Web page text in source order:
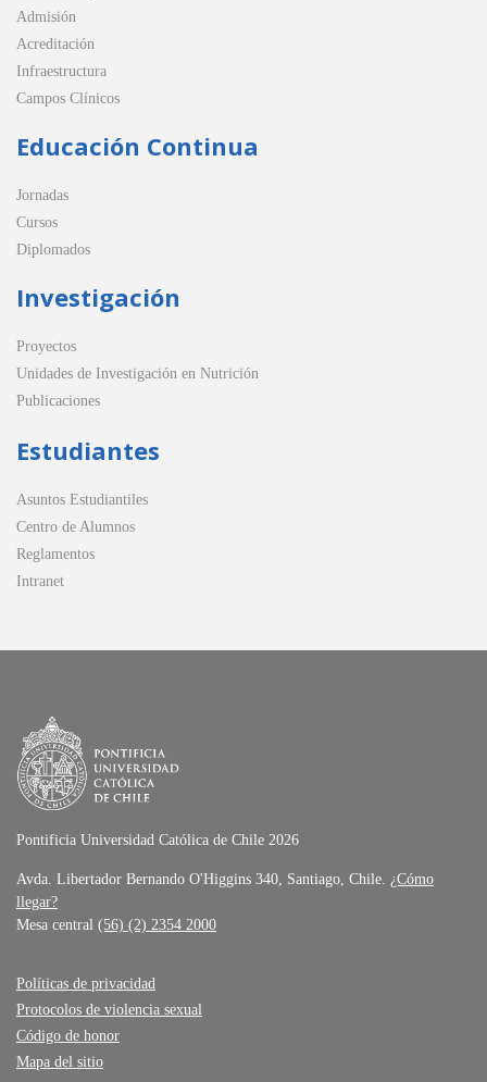
Admisión
Acreditación
Infraestructura
Campos Clínicos
Educación Continua
Jornadas
Cursos
Diplomados
Investigación
Proyectos
Unidades de Investigación en Nutrición
Publicaciones
Estudiantes
Asuntos Estudiantiles
Centro de Alumnos
Reglamentos
Intranet
Pontificia Universidad Católica de Chile 2026
Avda. Libertador Bernando O'Higgins 340, Santiago, Chile. ¿Cómo
llegar?
Mesa central (56) (2) 2354 2000
Políticas de privacidad
Protocolos de violencia sexual
Código de honor
Mapa del sitio